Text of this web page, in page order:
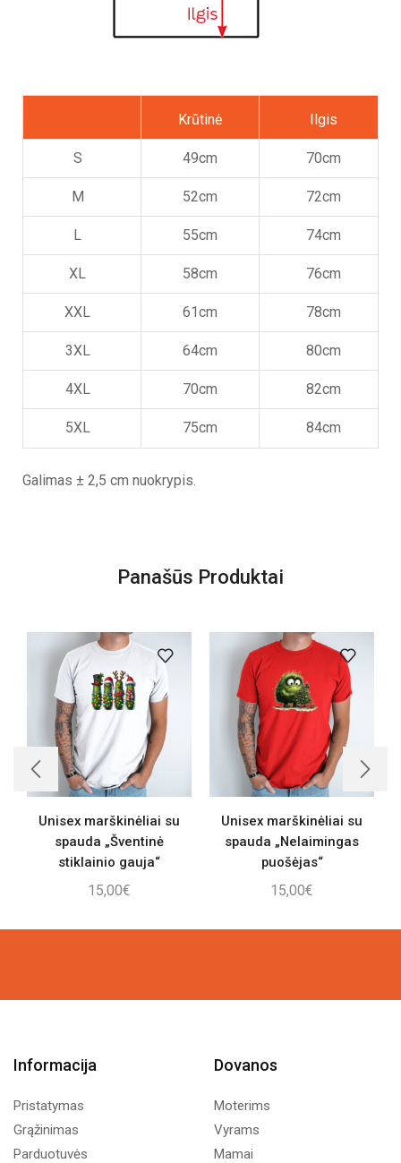
Krūtinė Ilgis
S 49cm 70cm
M 52cm 72cm
L 55cm 74cm
XL 58cm 76cm
XXL 61cm 78cm
3XL 64cm 80cm
4XL 70cm 82cm
5XL 75cm 84cm
Galimas ± 2,5 cm nuokrypis.
Panašūs Produktai
Unisex marškinėliai su
spauda „Šventinė
stiklainio gauja“
15,00€
Unisex marškinėliai su
spauda „Nelaimingas
puošėjas“
15,00€
Informacija
Pristatymas
Grąžinimas
Parduotuvės
Dovanos
Moterims
Vyrams
Mamai